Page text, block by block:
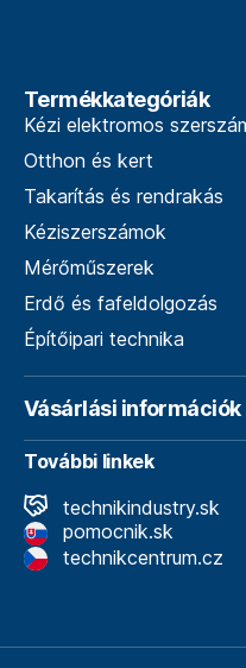
Termékkategóriák
Kézi elektromos
Otthon és kert
Takarítás és rendrakás
Kéziszerszámok
Mérőműszerek
Erdő és fafeldolgozás
Építőipari technika
Vásárlási információk
További linkek
technikindustry.sk
pomocnik.sk
technikcentrum.cz